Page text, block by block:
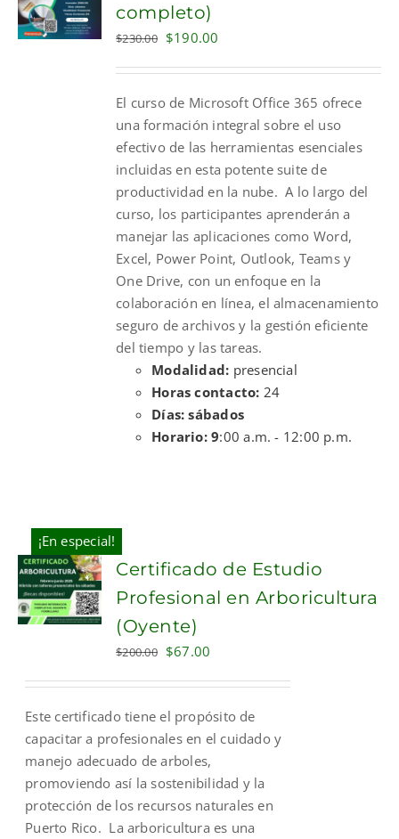
completo)
$230.00 Original
$230.00.
$190.00
$190.00.
El curso de Microsoft Office 365 ofrece
una formación integral sobre el uso
efectivo de las herramientas esenciales
incluidas en esta potente suite de
productividad en la nube. A lo largo del
curso, los participantes aprenderán a
manejar las aplicaciones como Word,
Excel, Power Point, Outlook, Teams y
One Drive, con un enfoque en la
colaboración en línea, el almacenamiento
seguro de archivos y la gestión eficiente
del tiempo y las tareas.
Modalidad: presencial
Horas contacto: 24
Días: sábados
Horario: 9:00 a.m. - 12:00 p.m.
¡En especial!
ADD TO
CART
Certificado de Estudio
Profesional en Arboricultura
(Oyente)
$200.00 Original
$200.00.
$67.00
$67.00.
Este certificado tiene el propósito de
capacitar a profesionales en el cuidado y
manejo adecuado de arboles,
promoviendo así la sostenibilidad y la
protección de los recursos naturales en
Puerto Rico. La arboricultura es una